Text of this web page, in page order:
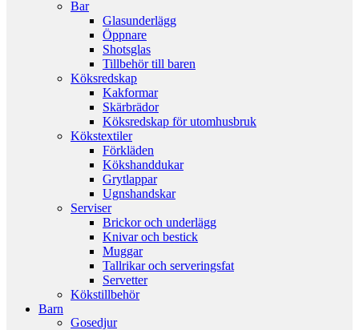
Bar
Glasunderlägg
Öppnare
Shotsglas
Tillbehör till baren
Köksredskap
Kakformar
Skärbrädor
Köksredskap för utomhusbruk
Kökstextiler
Förkläden
Kökshanddukar
Grytlappar
Ugnshandskar
Serviser
Brickor och underlägg
Knivar och bestick
Muggar
Tallrikar och serveringsfat
Servetter
Kökstillbehör
Barn
Gosedjur